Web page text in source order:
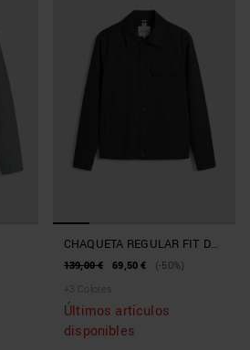
CHAQUETA REGULAR FIT DE
TEJIDO TÉCNICO
139,00 € 69,50 €
(-50%)
+ 3 Colores
Últimos artículos
disponibles